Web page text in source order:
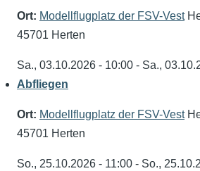
Ort: Modellflugplatz der FSV-Vest
45701 Herten
Sa., 03.10.2026 - 10:00 - Sa.,
Abfliegen
Ort: Modellflugplatz der FSV-Vest
45701 Herten
So., 25.10.2026 - 11:00 - So.,